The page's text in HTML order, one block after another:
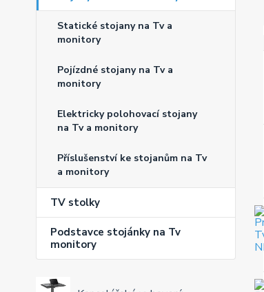
Statické stojany na Tv a
monitory
Pojízdné stojany na Tv a
monitory
Elektricky polohovací stojany
na Tv a monitory
Příslušenství ke stojanům na Tv
a monitory
TV stolky
Podstavce stojánky na Tv
monitory